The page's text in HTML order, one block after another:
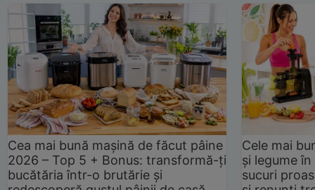
Cea mai bună mașină de făcut pâine
2026 – Top 5 + Bonus: transformă-ți
bucătăria într-o brutărie și
Cele mai
și legume
sucuri